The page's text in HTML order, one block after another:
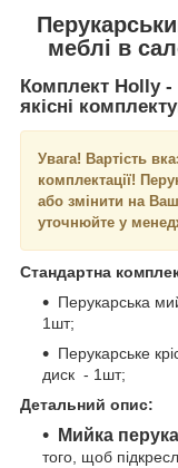
меблі в
Комплект Holly -
якісні
Увага! Вартість
комплектації!
або змінити на
уточнюйте у
Стандартна
Перукарська
1шт;
Перукарське
диск - 1шт;
Детальний опис:
Мийка
того, щоб